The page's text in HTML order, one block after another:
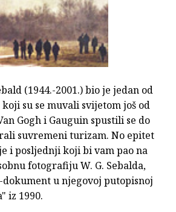
(1944.-2001.) bio je jedan od
su se muvali svijetom još od
Gogh i Gauguin spustili se do
suvremeni turizam. No epitet
i posljednji koji bi vam pao na
fotografiju W. G. Sebalda,
u njegovoj putopisnoj
iz 1990.